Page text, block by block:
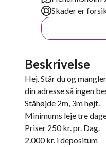
Skader er
Beskrivelse
Hej. Står du og
din adresse så ingen
Ståhøjde 2m, 3m højt.
Minimums leje tre
Priser 250 kr. pr. Dag.
2.000 kr. i depositum